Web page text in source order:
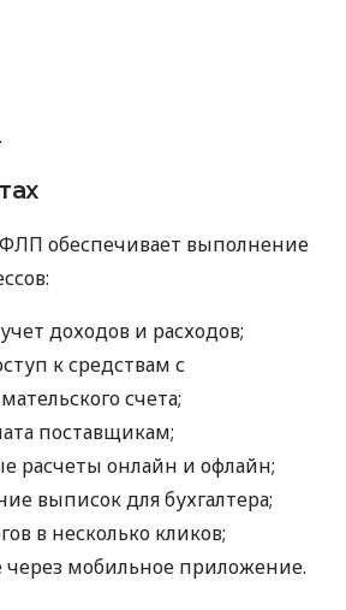
обеспечивает выполнение
доходов и расходов;
к средствам с
счета;
поставщикам;
расчеты онлайн и офлайн;
выписок для бухгалтера;
в несколько кликов;
через мобильное приложение.